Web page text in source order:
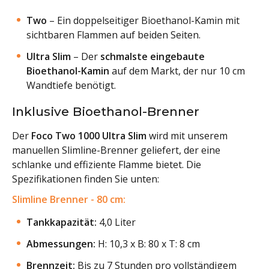
Two – Ein doppelseitiger Bioethanol-Kamin mit
sichtbaren Flammen auf beiden Seiten.
Ultra Slim – Der schmalste eingebaute
Bioethanol-Kamin auf dem Markt, der nur 10 cm
Wandtiefe benötigt.
Inklusive Bioethanol-Brenner
Der Foco Two 1000 Ultra Slimwird mit unserem
manuellen Slimline-Brenner geliefert, der eine
schlanke und effiziente Flamme bietet. Die
Spezifikationen finden Sie unten:
Slimline Brenner - 80 cm:
Tankkapazität: 4,0 Liter
Abmessungen: H: 10,3 x B: 80 x T: 8 cm
Brennzeit: Bis zu 7 Stunden pro vollständigem